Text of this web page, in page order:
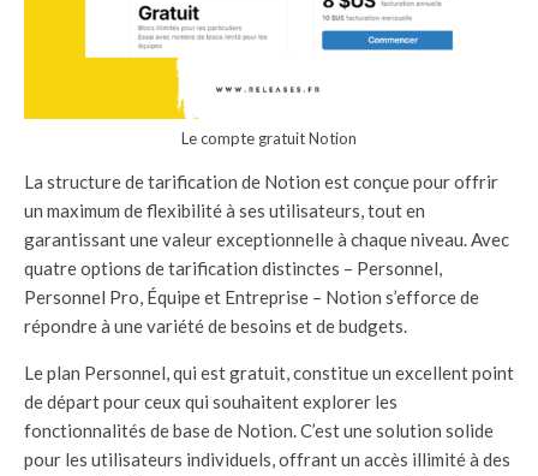
Le compte gratuit Notion
La structure de tarification de Notion est conçue pour offrir
un maximum de flexibilité à ses utilisateurs, tout en
garantissant une valeur exceptionnelle à chaque niveau. Avec
quatre options de tarification distinctes – Personnel,
Personnel Pro, Équipe et Entreprise – Notion s’efforce de
répondre à une variété de besoins et de budgets.
Le plan Personnel, qui est gratuit, constitue un excellent point
de départ pour ceux qui souhaitent explorer les
fonctionnalités de base de Notion. C’est une solution solide
pour les utilisateurs individuels, offrant un accès illimité à des